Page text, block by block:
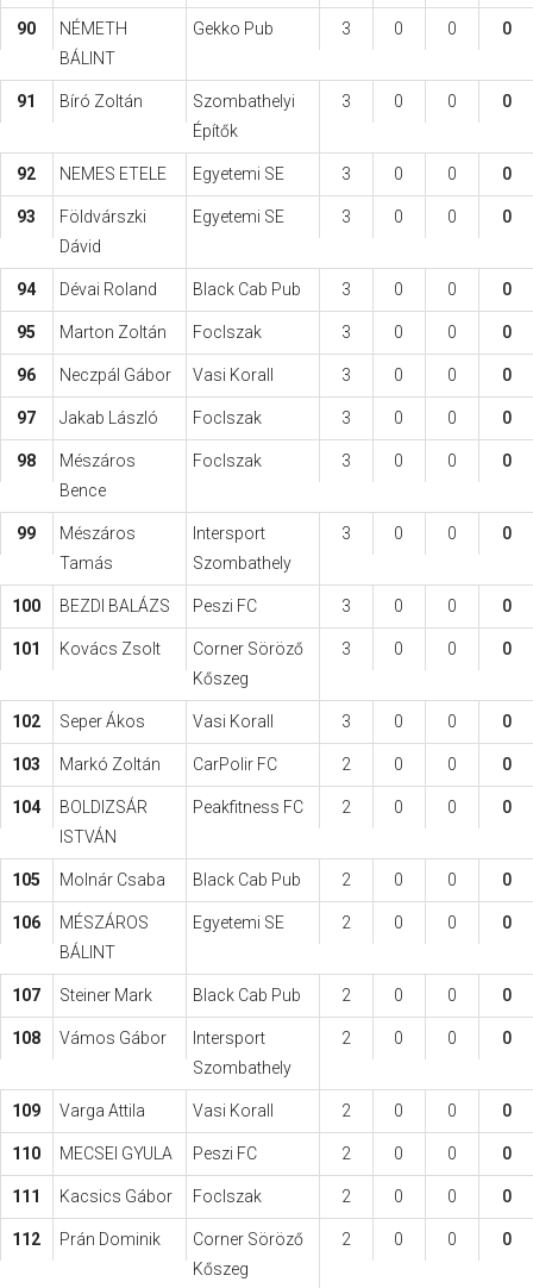
90
NÉMETH
BÁLINT
Gekko Pub 3 0 0 0
91 Bíró Zoltán
Szombathelyi
Építők
3 0 0 0
92 NEMES ETELE Egyetemi SE 3 0 0 0
93
Földvárszki
Dávid
Egyetemi SE 3 0 0 0
94 Dévai Roland Black Cab Pub 3 0 0 0
95 Marton Zoltán FocIszak 3 0 0 0
96 Neczpál Gábor Vasi Korall 3 0 0 0
97 Jakab László FocIszak 3 0 0 0
98
Mészáros
Bence
FocIszak 3 0 0 0
99
Mészáros
Tamás
Intersport
Szombathely
3 0 0 0
100 BEZDI BALÁZS Peszi FC 3 0 0 0
101 Kovács Zsolt
Corner Söröző
Kőszeg
3 0 0 0
102 Seper Ákos Vasi Korall 3 0 0 0
103 Markó Zoltán CarPolir FC 2 0 0 0
104
BOLDIZSÁR
ISTVÁN
Peakfitness FC 2 0 0 0
105 Molnár Csaba Black Cab Pub 2 0 0 0
106
MÉSZÁROS
BÁLINT
Egyetemi SE 2 0 0 0
107 Steiner Mark Black Cab Pub 2 0 0 0
108 Vámos Gábor
Intersport
Szombathely
2 0 0 0
109 Varga Attila Vasi Korall 2 0 0 0
110 MECSEI GYULA Peszi FC 2 0 0 0
111 Kacsics Gábor FocIszak 2 0 0 0
112 Prán Dominik
Corner Söröző
Kőszeg
2 0 0 0